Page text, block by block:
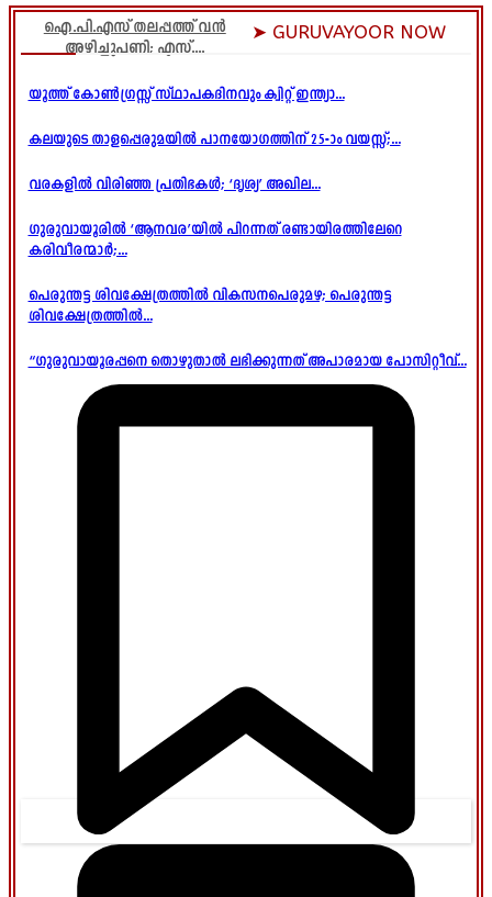
ഐ.പി.എസ് തലപ്പത്ത് വൻ
അഴിച്ചുപണി; എസ്....
യൂത്ത് കോൺഗ്രസ്സ് സ്ഥാപകദിനവും ക്വിറ്റ് ഇന്ത്യാ...
കലയുടെ താളപ്പെരുമയിൽ പാനയോഗത്തിന് 25-ാം വയസ്സ്;...
വരകളിൽ വിരിഞ്ഞ പ്രതിഭകൾ; ‘ദൃശ്യ’ അഖില...
ഗുരുവായൂരിൽ ‘ആനവര’യിൽ പിറന്നത് രണ്ടായിരത്തിലേറെ
കരിവീരന്മാർ;...
പെരുന്തട്ട ശിവക്ഷേത്രത്തിൽ വികസനപെരുമഴ; പെരുന്തട്ട
ശിവക്ഷേത്രത്തിൽ...
“ഗുരുവായൂരപ്പനെ തൊഴുതാൽ ലഭിക്കുന്നത് അപാരമായ പോസിറ്റീവ്...
➤ GURUVAYOOR NOW